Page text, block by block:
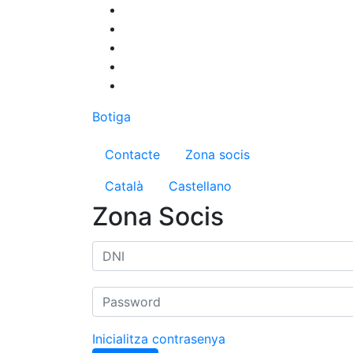
Botiga
Menú del compte
Contacte
Zona socis
Català
Castellano
Zona Socis
Inicialitza contrasenya